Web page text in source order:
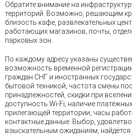
Обратите внимание на
территорий. Возможно, решающим
близость кафе, развлекательных
работающих магазинов, почты,
парковых зон.
По каждому адресу указаны
возможность временной
граждан СНГ и иностранных
бытовой техникой, частота смены
принадлежностей, скидки при
доступность Wi-Fi, наличие
прилегающей территории, часы
контактные данные. Выбор,
взыскательным ожиданиям, найдётся